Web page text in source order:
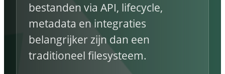
bestanden via API, lifecycle,
metadata en integraties
belangrijker zijn dan een
traditioneel filesysteem.